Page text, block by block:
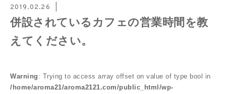
2019.02.26
併設されているカフェの営業時間を教
えてください。
Warning : Trying to access array offset on value of type bool in
/home/aroma21/aroma2121.com/public_html/wp-